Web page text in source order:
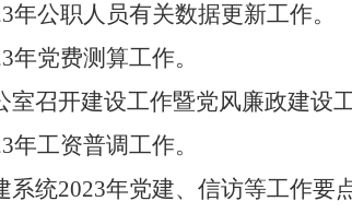
年公职人员有关数据更新工作。
年党费测算工作。
室召开建设工作暨党风廉政建设
年工资普调工作。
系统2023年党建、信访等工作要点